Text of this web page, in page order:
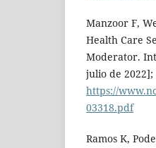
Manzoor F,
Health Care
Moderator.
julio de 2022];
https://
03318.pdf
Ramos K,